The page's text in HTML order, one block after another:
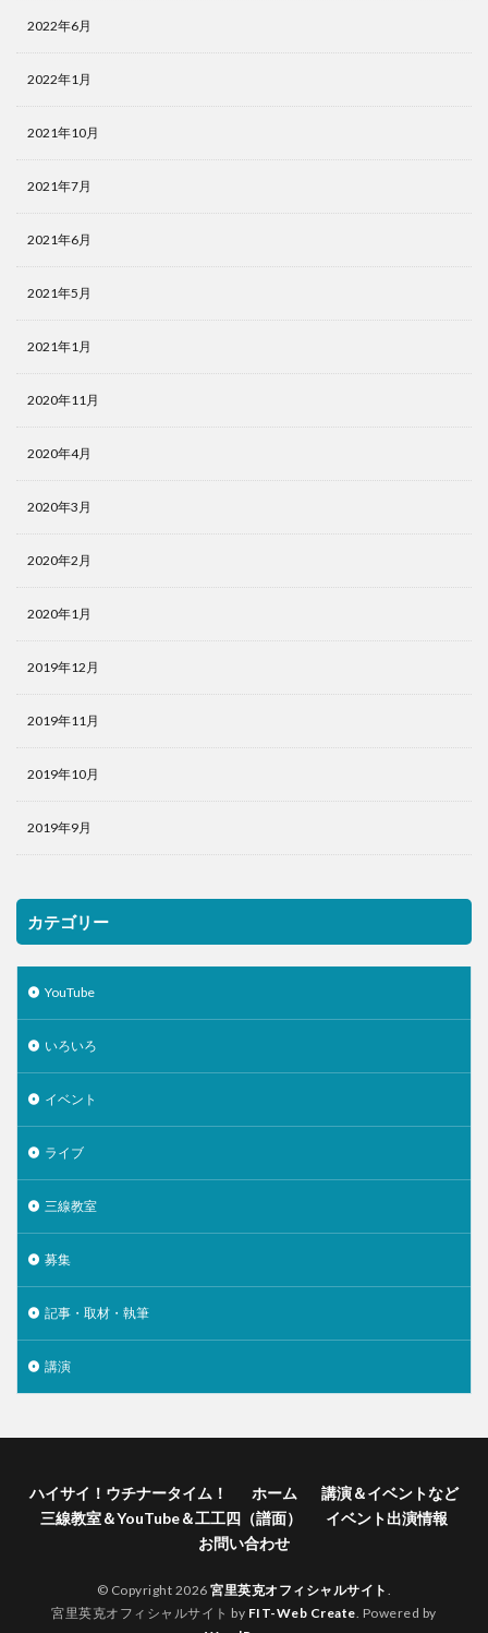
2022年6月
2022年1月
2021年10月
2021年7月
2021年6月
2021年5月
2021年1月
2020年11月
2020年4月
2020年3月
2020年2月
2020年1月
2019年12月
2019年11月
2019年10月
2019年9月
カテゴリー
YouTube
いろいろ
イベント
ライブ
三線教室
募集
記事・取材・執筆
講演
ハイサイ！ウチナータイム！ ホーム
講演＆イベントなど
三線教室＆YouTube＆工工四（譜面）
イベント出演情報
お問い合わせ
© Copyright 2026宮里英克オフィシャルサイト
宮里英克オフィシャルサイト by FIT-Web Create . Powered by